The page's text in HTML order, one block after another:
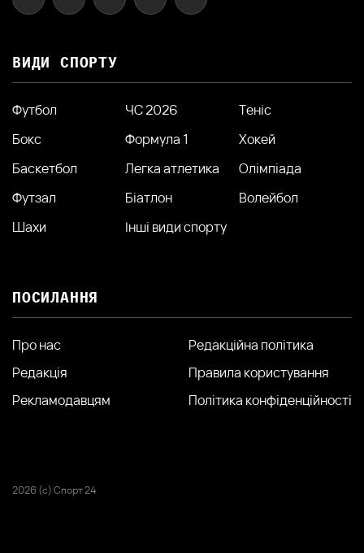
ВИДИ СПОРТУ
Футбол ЧС 2026
Теніс
Бокс
Формула 1
Хокей
Баскетбол
Легка атлетика
Олімпіада
Футзал
Біатлон
Волейбол
Шахи
Інші види спорту
ПОСИЛАННЯ
Про нас
Редакція
Рекламодавцям
Редакційна політика
Правила користування
Політика конфіденційності
2026 (с) Спорт 24